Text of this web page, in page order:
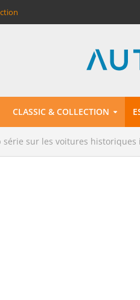
CLASSIC & COLLECTION
série sur les voitures